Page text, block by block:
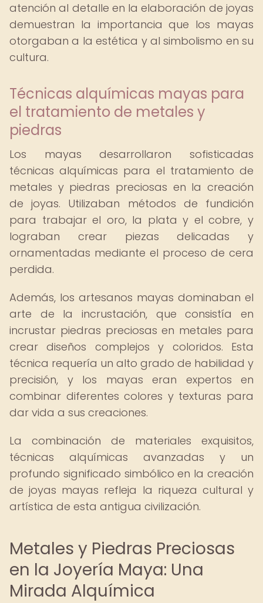
atención al detalle en la elaboración de joyas
demuestran la importancia que los mayas
otorgaban a la estética y al simbolismo en su
cultura.
Técnicas alquímicas mayas para
el tratamiento de metales y
piedras
Los mayas desarrollaron sofisticadas
técnicas alquímicas para el tratamiento de
metales y piedras preciosas en la creación
de joyas. Utilizaban métodos de fundición
para trabajar el oro, la plata y el cobre, y
lograban crear piezas delicadas y
ornamentadas mediante el proceso de cera
perdida.
Además, los artesanos mayas dominaban el
arte de la incrustación, que consistía en
incrustar piedras preciosas en metales para
crear diseños complejos y coloridos. Esta
técnica requería un alto grado de habilidad y
precisión, y los mayas eran expertos en
combinar diferentes colores y texturas para
dar vida a sus creaciones.
La combinación de materiales exquisitos,
técnicas alquímicas avanzadas y un
profundo significado simbólico en la creación
de joyas mayas refleja la riqueza cultural y
artística de esta antigua civilización.
Metales y Piedras Preciosas
en la Joyería Maya: Una
Mirada Alquímica